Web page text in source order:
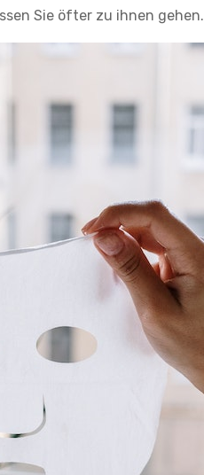
Sie öfter zu ihnen gehen.